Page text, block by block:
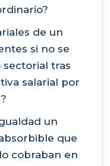
de un
si no se
sectorial tras
salarial por
un
que
cobraban en